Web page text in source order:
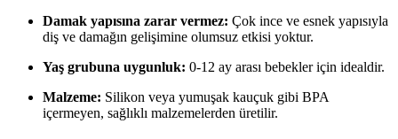
Damak yapısına zarar vermez: Çok ince ve esnek yapısıyla
diş ve damağın gelişimine olumsuz etkisi yoktur.
Yaş grubuna uygunluk: 0-12 ay arası bebekler için idealdir.
Malzeme: Silikon veya yumuşak kauçuk gibi BPA
içermeyen, sağlıklı malzemelerden üretilir.